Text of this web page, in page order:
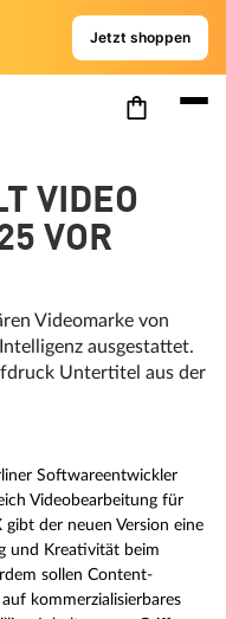
Jetzt shoppen
VIDEO
VOR
Videomarke von
ausgestattet.
Untertitel aus der
Softwareentwickler
Videobearbeitung für
der neuen Version eine
und Kreativität beim
sollen Content-
kommerzialisierbares